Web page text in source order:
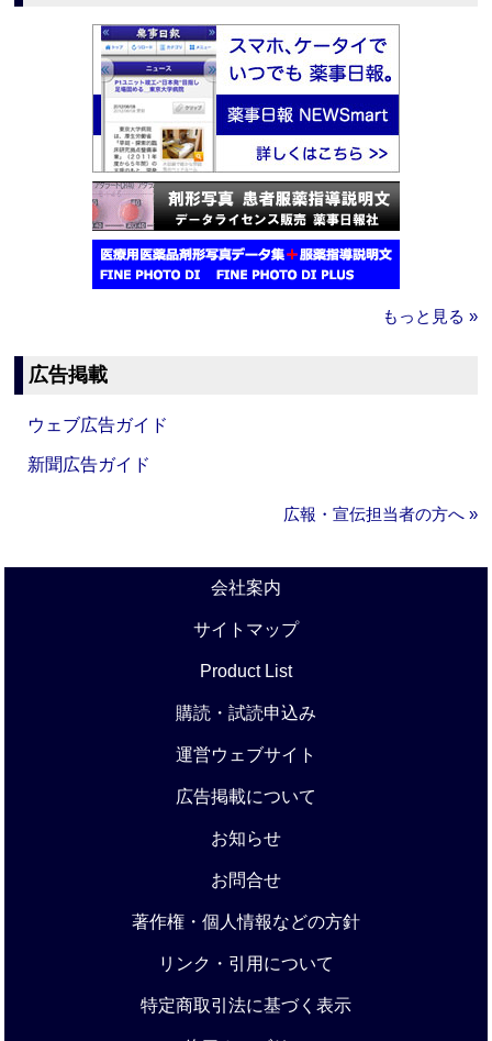
もっと見る »
広告掲載
ウェブ広告ガイド
新聞広告ガイド
広報・宣伝担当者の方へ »
会社案内
サイトマップ
Product List
購読・試読申込み
運営ウェブサイト
広告掲載について
お知らせ
お問合せ
著作権・個人情報などの方針
リンク・引用について
特定商取引法に基づく表示